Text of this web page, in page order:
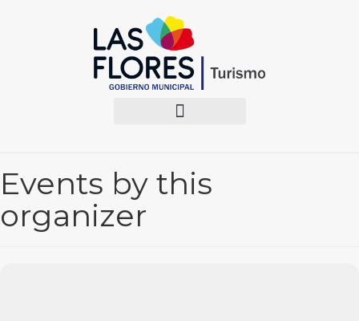
Events by this
organizer